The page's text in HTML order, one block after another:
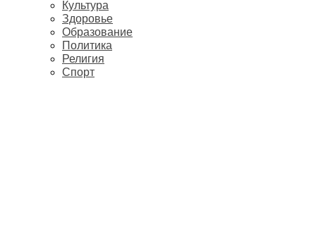
Культура
Здоровье
Образование
Политика
Религия
Спорт